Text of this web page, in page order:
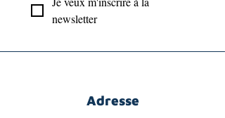
newsletter
Adresse